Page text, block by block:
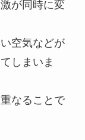
が同時に変
空気などが
しまいま
なることで